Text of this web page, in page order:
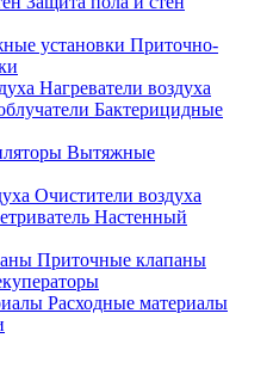
Приточно-
Нагреватели воздуха
Бактерицидные
Вытяжные
Очистители воздуха
Настенный
Приточные клапаны
Расходные материалы